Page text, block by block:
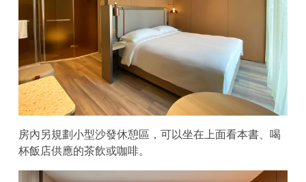
房內另規劃小型沙發休憩區，可以坐在上面看本書、喝
杯飯店供應的茶飲或咖啡。